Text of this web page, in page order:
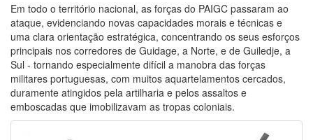
Em todo o território nacional, as forças do PAIGC passaram ao
ataque, evidenciando novas capacidades morais e técnicas e
uma clara orientação estratégica, concentrando os seus esforços
principais nos corredores de Guidage, a Norte, e de Guiledje, a
Sul - tornando especialmente difícil a manobra das forças
militares portuguesas, com muitos aquartelamentos cercados,
duramente atingidos pela artilharia e pelos assaltos e
emboscadas que imobilizavam as tropas coloniais.